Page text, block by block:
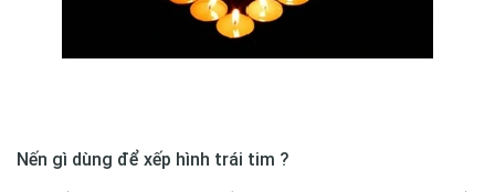
Nến gì dùng để xếp hình trái tim ?